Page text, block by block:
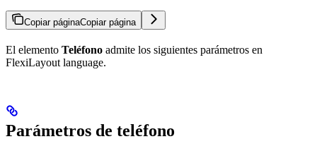
Copiar páginaCopiar página
El elemento Teléfono admite los siguientes parámetros en
FlexiLayout language.
Parámetros de teléfono